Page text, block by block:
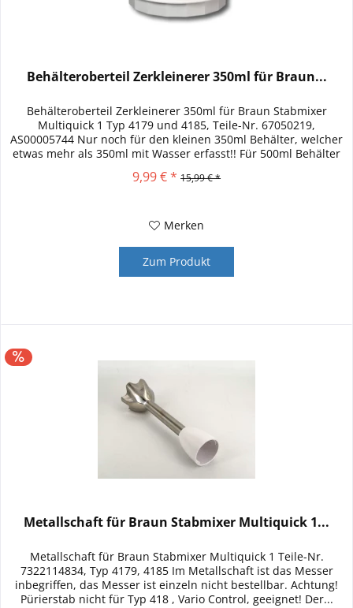
Behälteroberteil Zerkleinerer 350ml für Braun...
Behälteroberteil Zerkleinerer 350ml für Braun Stabmixer
Multiquick 1 Typ 4179 und 4185, Teile-Nr. 67050219,
AS00005744 Nur noch für den kleinen 350ml Behälter, welcher
etwas mehr als 350ml mit Wasser erfasst!! Für 500ml Behälter
9,99 € * 15,99 € *
Merken
Zum Produkt
Metallschaft für Braun Stabmixer Multiquick 1...
Metallschaft für Braun Stabmixer Multiquick 1 Teile-Nr.
7322114834, Typ 4179, 4185 Im Metallschaft ist das Messer
inbegriffen, das Messer ist einzeln nicht bestellbar. Achtung!
Pürierstab nicht für Typ 418 , Vario Control, geeignet! Der...